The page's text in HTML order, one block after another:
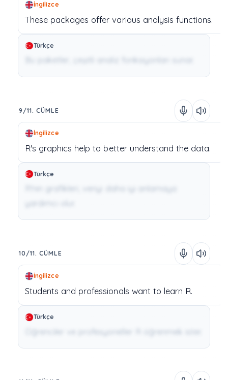
İngilizce
These packages offer various analysis functions.
Türkçe
9/11. CÜMLE
İngilizce
R's graphics help to better understand the data.
Türkçe
10/11. CÜMLE
İngilizce
Students and professionals want to learn R.
Türkçe
Öğrenciler ve profesyoneller R öğrenmek ister.